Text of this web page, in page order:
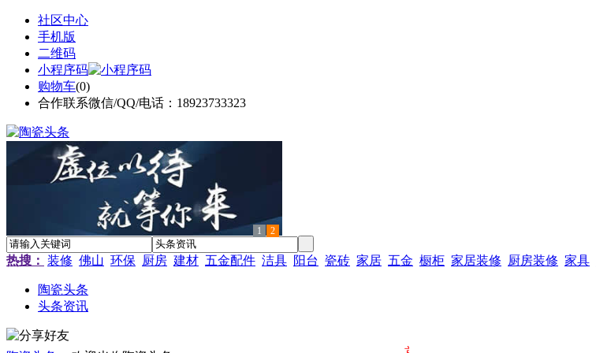
社区中心
手机版
二维码
小程序码
购物车(0)
合作联系微信/QQ/电话：18923733323
1 2
热搜： 装修 佛山 环保 厨房 建材 五金配件 洁具 阳台 瓷砖 家居 五金 橱柜 家居装修 厨房装修 家具
陶瓷头条
头条资讯